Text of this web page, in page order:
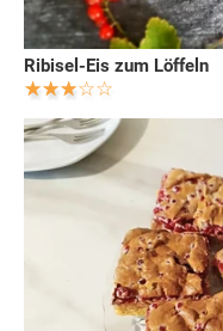
Ribisel-Eis zum Löffeln